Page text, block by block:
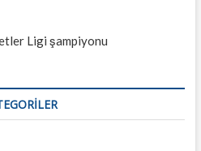
Ligi şampiyonu